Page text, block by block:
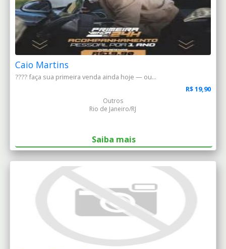
Caio Martins
???? faça sua primeira venda ainda hoje — ou...
R$ 19,90
Outros
Rio de Janeiro/RJ
Saiba mais